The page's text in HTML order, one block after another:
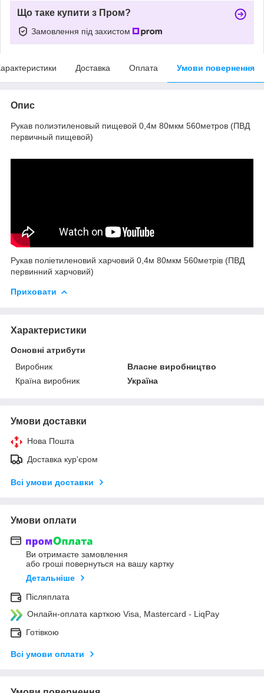
Що таке купити з Пром?
Замовлення під захистом
Доставка Оплата Умови повернення
Опис
Рукав полиэтиленовый пищевой 0,4м 80мкм 560метров (ПВД
первичный пищевой)
Рукав поліетиленовий харчовий 0,4м 80мкм 560метрів (ПВД
первинний харчовий)
Приховати
Характеристики
Основні атрибути
Виробник
Власне виробництво
Країна виробник
Україна
Умови доставки
Нова Пошта
Доставка кур'єром
Всі умови доставки
Умови оплати
Ви отримаєте замовлення
або гроші повернуться на вашу картку
Детальніше
Післяплата
Онлайн-оплата карткою Visa, Mastercard - LiqPay
Готівкою
Всі умови оплати